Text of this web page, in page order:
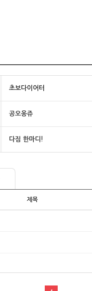
초보다이어터
공오옹쥬
다짐 한마디!
제목